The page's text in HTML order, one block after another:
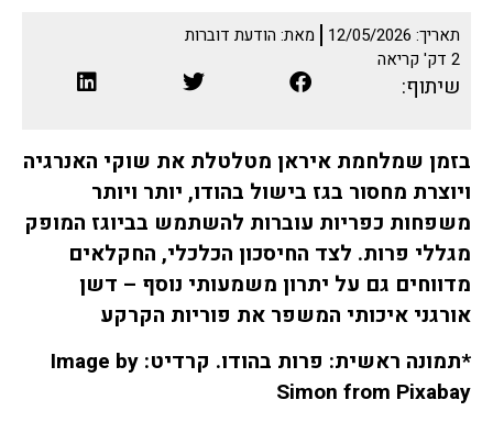
תאריך: 12/05/2026 מאת: הודעת דוברות
2 דק' קריאה
שיתוף:
בזמן שמלחמת איראן מטלטלת את שוקי האנרגיה
ויוצרת מחסור בגז בישול בהודו, יותר ויותר
משפחות כפריות עוברות להשתמש בביוגז המופק
מגללי פרות. לצד החיסכון הכלכלי, החקלאים
מדווחים גם על יתרון משמעותי נוסף – דשן
אורגני איכותי המשפר את פוריות הקרקע
*תמונה ראשית: פרות בהודו. קרדיט: Image by
Simon from Pixabay